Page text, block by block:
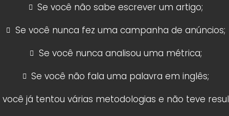
Se você não sabe escrever um artigo;
Se você nunca fez uma campanha de anúncios;
Se você nunca analisou uma métrica;
Se você não fala uma palavra em inglês;
você já tentou várias metodologias e não teve